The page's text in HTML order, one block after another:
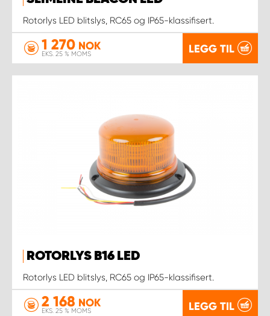
Rotorlys LED blitslys, RC65 og IP65-klassifisert.
1 270 NOK
EKS. 25 % MOMS LEGG TIL
ROTORLYS B16 LED
Rotorlys LED blitslys, RC65 og IP65-klassifisert.
2 168 NOK
EKS. 25 % MOMS LEGG TIL